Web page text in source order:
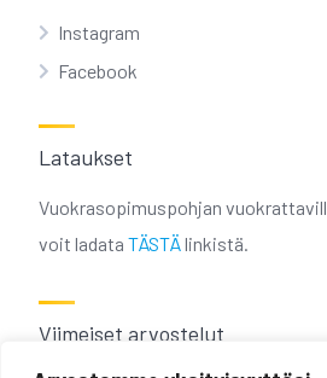
Instagram
Facebook
Lataukset
Vuokrasopimuspohjan
voit ladata TÄSTÄlinkistä.
Viimeiset arvostelut